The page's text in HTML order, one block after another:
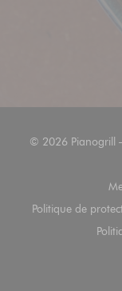
© 2026 Pianogrill
Politique de